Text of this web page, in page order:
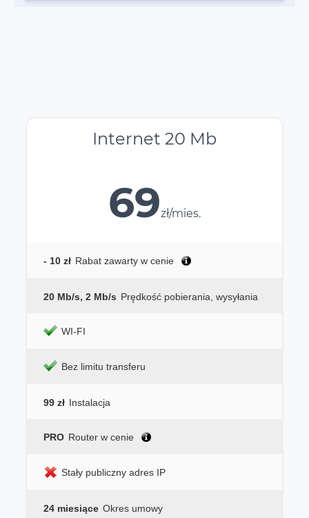
Internet 20 Mb
69zł/mies.
- 10 zł Rabat zawarty w cenie
20 Mb/s, 2 Mb/s Prędkość pobierania, wysyłania
WI-FI
Bez limitu transferu
99 zł Instalacja
PRO Router w cenie
Stały publiczny adres IP
24 miesiące Okres umowy